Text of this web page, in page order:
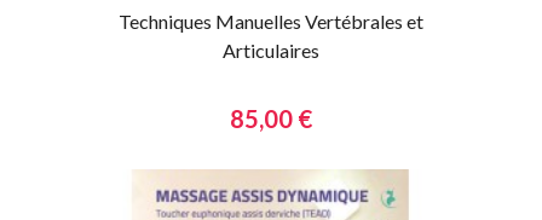
Techniques Manuelles Vertébrales et
Articulaires
85,00 €